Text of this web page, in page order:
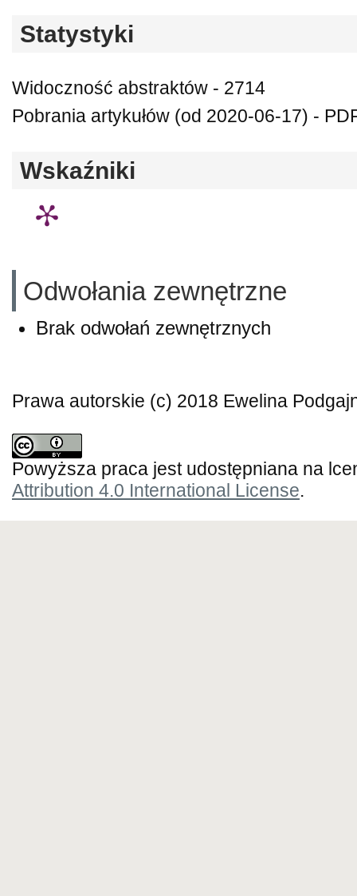
Statystyki
Widoczność abstraktów - 2714
Pobrania artykułów (od 2020-06-17) -
Wskaźniki
Odwołania zewnętrzne
Brak odwołań zewnętrznych
Prawa autorskie (c) 2018 Ewelina
Powyższa praca jest udostępniana na
Attribution 4.0 International License.